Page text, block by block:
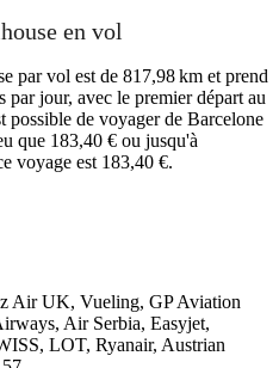
en vol
par vol est de 817,98 km et prend
jour, avec le premier départ au
possible de voyager de Barcelone
que 183,40 € ou jusqu'à
voyage est 183,40 €.
Air UK, Vueling, GP Aviation
Air Serbia, Easyjet,
LOT, Ryanair, Austrian